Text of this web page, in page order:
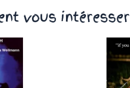
vous intéresser